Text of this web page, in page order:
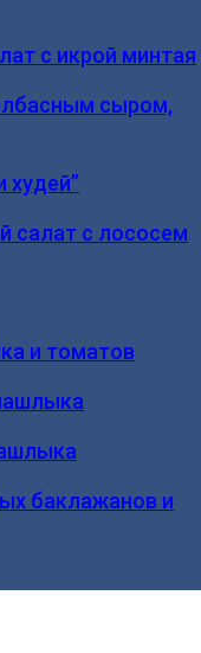
с икрой минтая
сыром,
худей”
салат с лососем
и томатов
баклажанов и